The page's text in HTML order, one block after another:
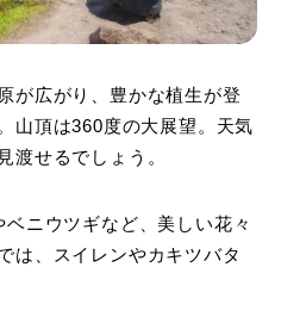
が広がり、豊かな植生が登
山頂は360度の大展望。天気
渡せるでしょう。
ニウツギなど、美しい花々
は、スイレンやカキツバタ